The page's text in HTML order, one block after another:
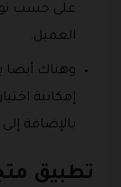
على حسب نوع
العميل.
وهناك أيضا
إمكانية
بالإضافة
تطبيق